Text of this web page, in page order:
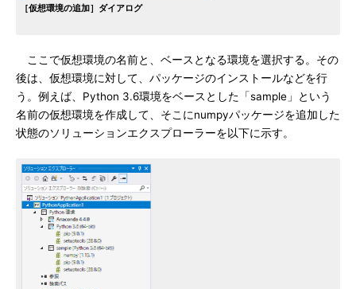
［仮想環境の追加］ダイアログ
ここで仮想環境の名前と、ベースとなる環境を選択する。その
後は、仮想環境に対して、パッケージのインストールなどを行
う。例えば、Python 3.6環境をベースとした「sample」という
名前の仮想環境を作成して、そこにnumpyパッケージを追加した
状態のソリューションエクスプローラーを以下に示す。